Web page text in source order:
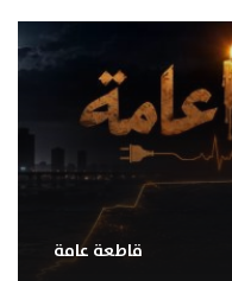
قاطعة عامة